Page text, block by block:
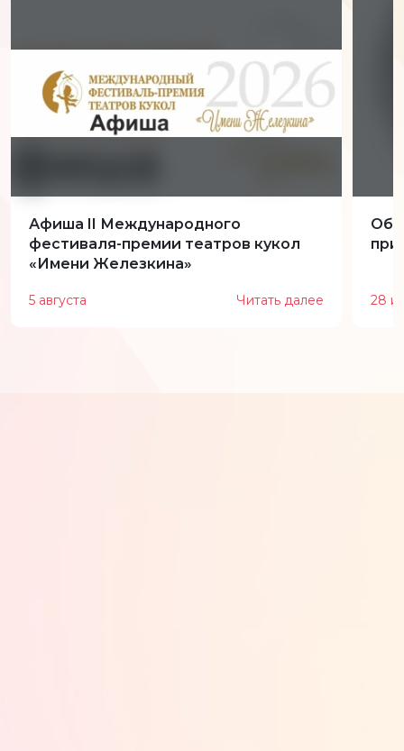
Афиша II Международного
фестиваля-премии театров кукол
«Имени Железкина»
5 августа Читать далее 28